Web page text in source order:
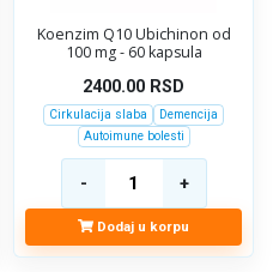
Koenzim Q10 Ubichinon od
100 mg - 60 kapsula
2400.00 RSD
Cirkulacija slaba
Demencija
Autoimune bolesti
Dodaj u korpu